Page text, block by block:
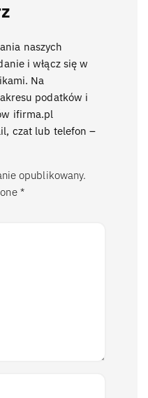
naszych
i włącz się w
Na
podatków i
ifirma.pl
czat lub telefon –
opublikowany.
*